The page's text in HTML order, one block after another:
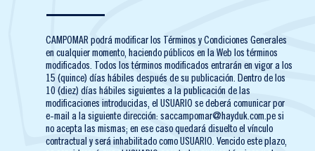
CAMPOMAR podrá modificar los Términos y Condiciones Generales
en cualquier momento, haciendo públicos en la Web los términos
modificados. Todos los términos modificados entrarán en vigor a los
15 (quince) días hábiles después de su publicación. Dentro de los
10 (diez) días hábiles siguientes a la publicación de las
modificaciones introducidas, el USUARIO se deberá comunicar por
e-mail a la siguiente dirección: saccampomar@hayduk.com.pe si
no acepta las mismas; en ese caso quedará disuelto el vínculo
contractual y será inhabilitado como USUARIO. Vencido este plazo,